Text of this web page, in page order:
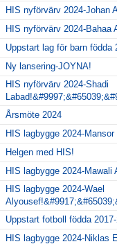
HIS nyförvärv 2024-Johan
HIS nyförvärv 2024-Bahaa
Uppstart lag för barn födda
Ny lansering-JOYNA!
HIS nyförvärv 2024-Shadi
Årsmöte 2024
HIS lagbygge 2024-Mansor
Helgen med HIS!
HIS lagbygge 2024-Mawali
HIS lagbygge 2024-Wael
Uppstart fotboll födda
HIS lagbygge 2024-Niklas